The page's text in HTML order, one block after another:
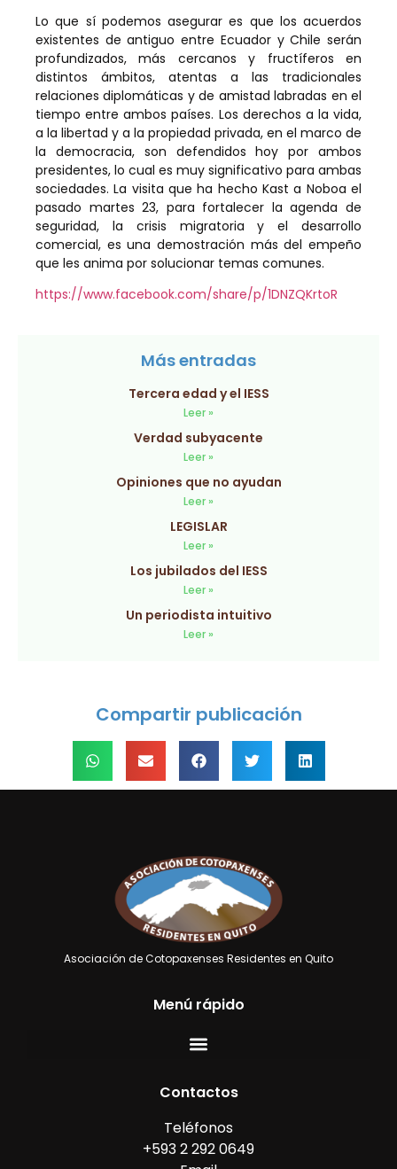
Lo que sí podemos asegurar es que los acuerdos
existentes de antiguo entre Ecuador y Chile serán
profundizados, más cercanos y fructíferos en
distintos ámbitos, atentas a las tradicionales
relaciones diplomáticas y de amistad labradas en el
tiempo entre ambos países. Los derechos a la vida,
a la libertad y a la propiedad privada, en el marco de
la democracia, son defendidos hoy por ambos
presidentes, lo cual es muy significativo para ambas
sociedades. La visita que ha hecho Kast a Noboa el
pasado martes 23, para fortalecer la agenda de
seguridad, la crisis migratoria y el desarrollo
comercial, es una demostración más del empeño
que les anima por solucionar temas comunes.
https://www.facebook.com/share/p/1DNZQKrtoR
Más entradas
Tercera edad y el IESS
Leer »
Verdad subyacente
Leer »
Opiniones que no ayudan
Leer »
LEGISLAR
Leer »
Los jubilados del IESS
Leer »
Un periodista intuitivo
Leer »
Compartir publicación
Asociación de Cotopaxenses Residentes en Quito
Menú rápido
Contactos
Teléfonos
+593 2 292 0649